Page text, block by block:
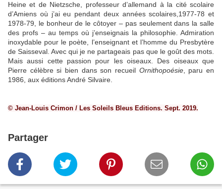
Heine et de Nietzsche, professeur d’allemand à la cité scolaire
d’Amiens où j’ai eu pendant deux années scolaires,1977-78 et
1978-79, le bonheur de le côtoyer – pas seulement dans la salle
des profs – au temps où j’enseignais la philosophie. Admiration
inoxydable pour le poète, l’enseignant et l’homme du Presbytère
de Saisseval. Avec qui je ne partageais pas que le goût des mots.
Mais aussi cette passion pour les oiseaux. Des oiseaux que
Pierre célèbre si bien dans son recueil Ornithopoésie, paru en
1986, aux éditions André Silvaire.
© Jean-Louis Crimon / Les Soleils Bleus Editions. Sept. 2019.
Partager